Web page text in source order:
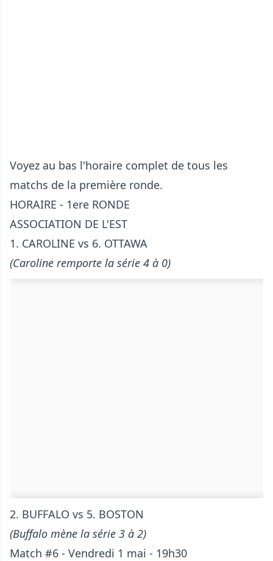
Voyez au bas l'horaire complet de tous les
matchs de la première ronde.
HORAIRE - 1ere RONDE
ASSOCIATION DE L'EST
1. CAROLINE vs 6. OTTAWA
(Caroline remporte la série 4 à 0)
2. BUFFALO vs 5. BOSTON
(Buffalo mène la série 3 à 2)
Match #6 - Vendredi 1 mai - 19h30